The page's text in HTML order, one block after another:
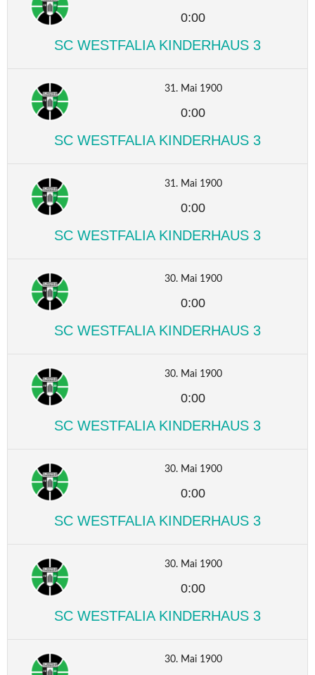
0:00
SC WESTFALIA KINDERHAUS 3
31. Mai 1900
0:00
SC WESTFALIA KINDERHAUS 3
31. Mai 1900
0:00
SC WESTFALIA KINDERHAUS 3
30. Mai 1900
0:00
SC WESTFALIA KINDERHAUS 3
30. Mai 1900
0:00
SC WESTFALIA KINDERHAUS 3
30. Mai 1900
0:00
SC WESTFALIA KINDERHAUS 3
30. Mai 1900
0:00
SC WESTFALIA KINDERHAUS 3
30. Mai 1900